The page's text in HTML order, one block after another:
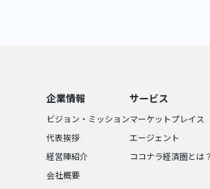
企業情報
ビジョン・ミッション
代表挨拶
経営陣紹介
会社概要
サービス
マーケットプレイス
エージェント
ココナラ経済圏とは？